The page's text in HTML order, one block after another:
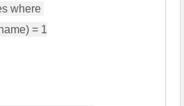
where
= 1